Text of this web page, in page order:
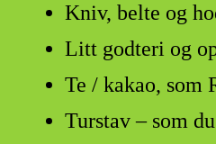
Kniv, belte og
Litt godteri og
Te / kakao, som
Turstav – som